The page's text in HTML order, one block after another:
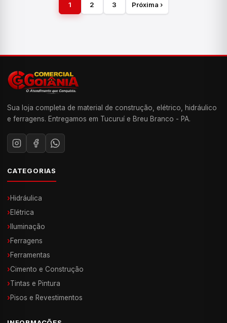
1 2 3 Próxima ›
Sua loja completa de material de construção, elétrico, hidráulico
e ferragens. Entregamos em Tucuruí e Breu Branco - PA.
CATEGORIAS
›Hidráulica
›Elétrica
› Iluminação
›Ferragens
›Ferramentas
›Cimento e Construção
›Tintas e Pintura
›Pisos e Revestimentos